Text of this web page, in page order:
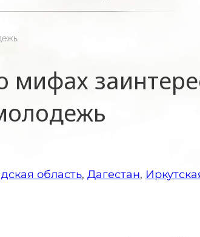
область, Дагестан,